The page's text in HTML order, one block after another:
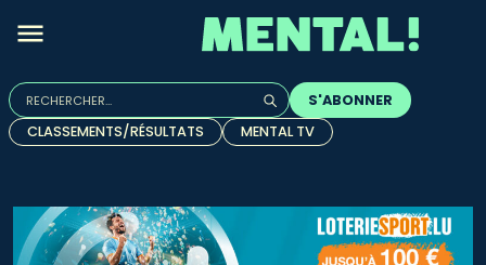
Rechercher :
Quand les résultats de l'auto-complétion sont
S'ABONNER
CLASSEMENTS/RÉSULTATS
MENTAL TV